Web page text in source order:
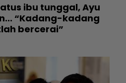
ibu tunggal, Ayu
“Kadang-kadang
bercerai”